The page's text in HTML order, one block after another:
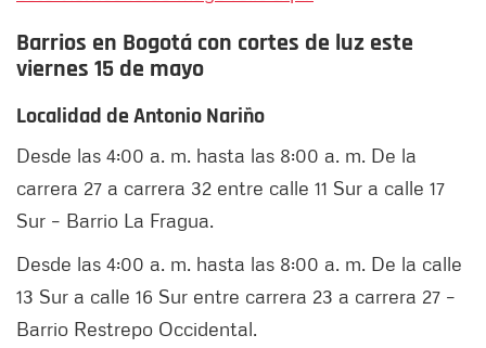
Barrios en Bogotá con cortes de luz este
viernes 15 de mayo
Localidad de Antonio Nariño
Desde las 4:00 a. m. hasta las 8:00 a. m. De la
carrera 27 a carrera 32 entre calle 11 Sur a calle 17
Sur – Barrio La Fragua.
Desde las 4:00 a. m. hasta las 8:00 a. m. De la calle
13 Sur a calle 16 Sur entre carrera 23 a carrera 27 –
Barrio Restrepo Occidental.